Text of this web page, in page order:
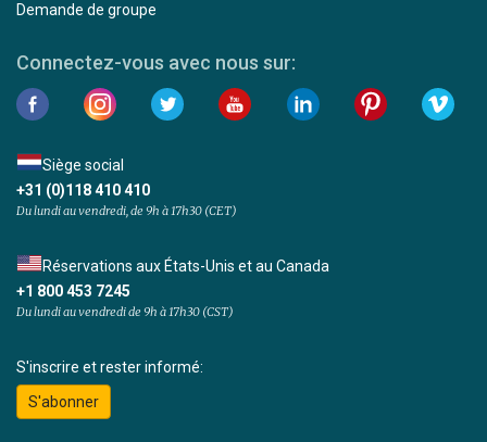
Demande de groupe
Connectez-vous avec nous sur:
Siège social
+31 (0)118 410 410
Du lundi au vendredi, de 9h à 17h30 (CET)
Réservations aux États-Unis et au Canada
+1 800 453 7245
Du lundi au vendredi de 9h à 17h30 (CST)
S'inscrire et rester informé:
S'abonner